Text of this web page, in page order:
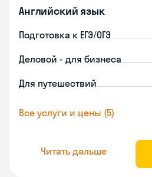
Английский язык
Подготовка к ЕГЭ/ОГЭ
Деловой - для бизнеса
Для путешествий
Все услуги и цены (5)
Читать дальше